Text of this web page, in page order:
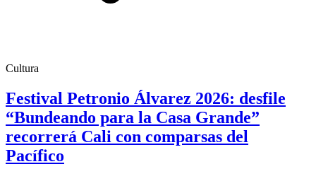
Cultura
Festival Petronio Álvarez 2026: desfile
“Bundeando para la Casa Grande”
recorrerá Cali con comparsas del
Pacífico